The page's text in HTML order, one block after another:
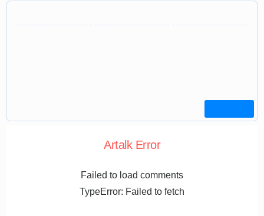
Artalk Error
Failed to load comments
TypeError: Failed to fetch